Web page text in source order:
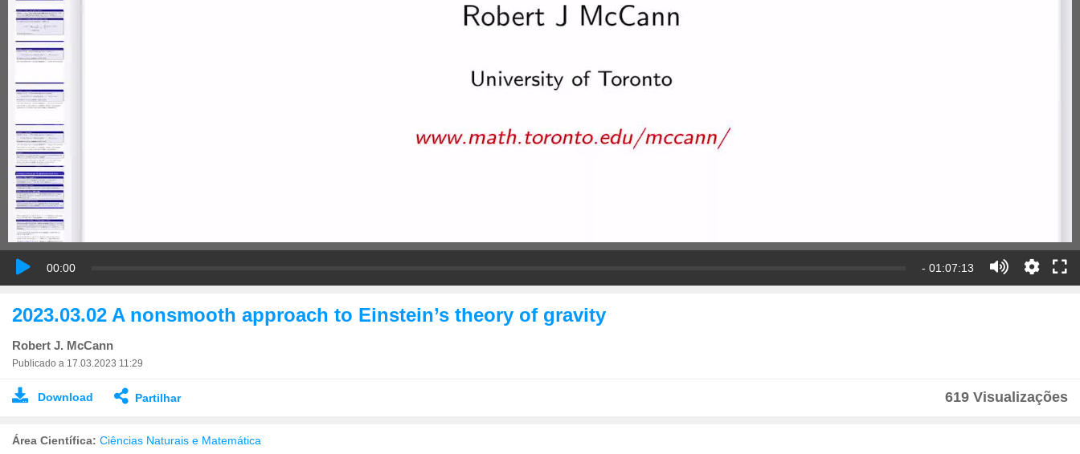
00:00 - 01:07:13
2023.03.02 A nonsmooth approach to Einstein’s theory of gravity
Robert J. McCann
Publicado a 17.03.2023 11:29
Download Partilhar 619 Visualizações
Área Científica: Ciências Naturais e Matemática